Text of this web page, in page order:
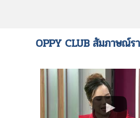
OPPY CLUB สัมภาษณ์ร